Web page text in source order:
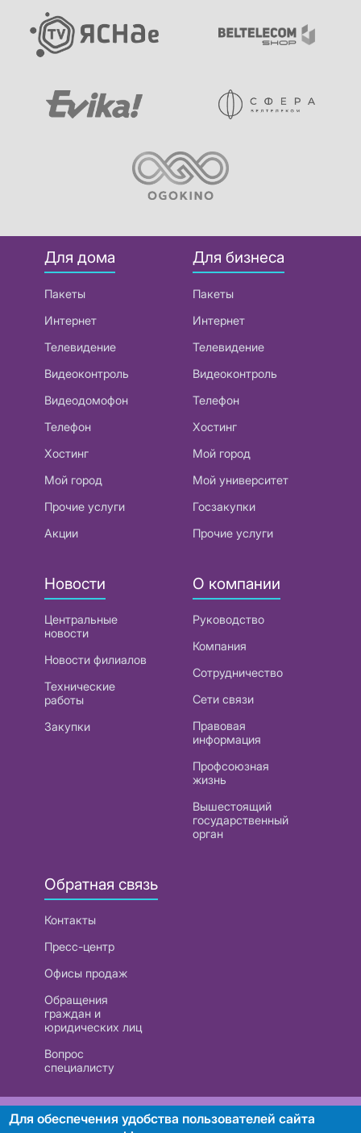
Для дома
Пакеты
Интернет
Телевидение
Видеоконтроль
Видеодомофон
Телефон
Хостинг
Мой город
Прочие услуги
Акции
Для бизнеса
Пакеты
Интернет
Телевидение
Видеоконтроль
Телефон
Хостинг
Мой город
Мой университет
Госзакупки
Прочие услуги
Новости
Центральные
новости
Новости филиалов
Технические
работы
Закупки
О компании
Руководство
Компания
Сотрудничество
Сети связи
Правовая
информация
Профсоюзная
жизнь
Вышестоящий
государственный
орган
Обратная связь
Контакты
Пресс-центр
Офисы продаж
Обращения
граждан и
юридических лиц
Вопрос
специалисту
РУП «Белтелеком». УНП 101007741
Для обеспечения удобства пользователей сайта